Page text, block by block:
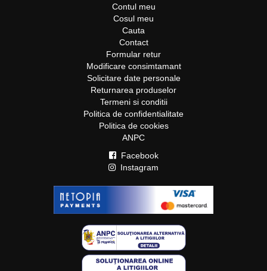
Contul meu
Cosul meu
Cauta
Contact
Formular retur
Modificare consimtamant
Solicitare date personale
Returnarea produselor
Termeni si conditii
Politica de confidentialitate
Politica de cookies
ANPC
Facebook
Instagram